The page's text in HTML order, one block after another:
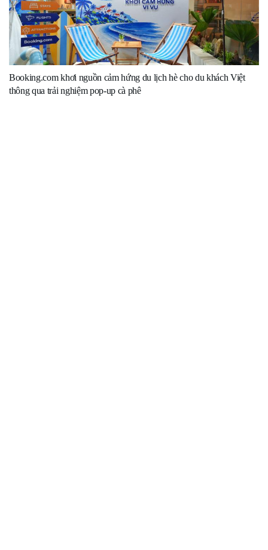
Booking.com khơi nguồn cảm hứng du lịch hè cho du khách Việt
thông qua trải nghiệm pop-up cà phê